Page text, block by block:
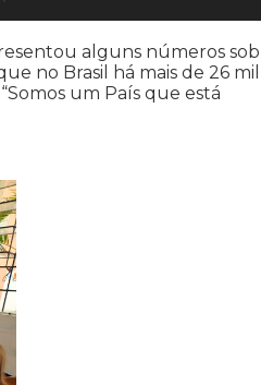
alguns números
no Brasil há mais de 26
um País que está